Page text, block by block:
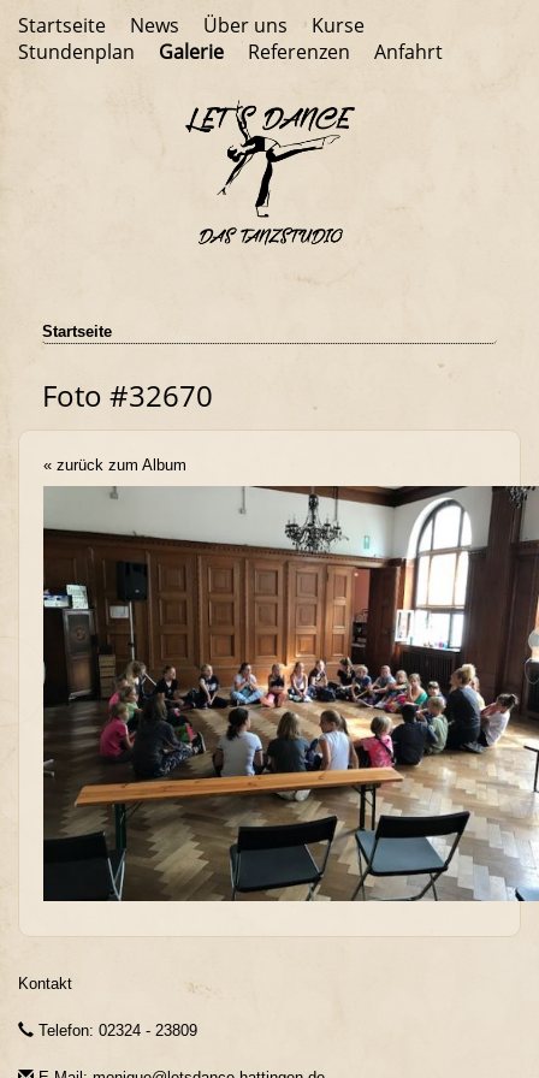
Startseite News Über uns
Kurse
Stundenplan
Galerie Referenzen Anfahrt
Startseite
Foto #32670
« zurück zum Album
Kontakt
Telefon: 02324 - 23809